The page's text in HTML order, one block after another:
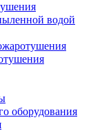
водой
оборудования